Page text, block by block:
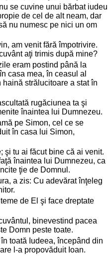
se cuvine unui bărbat iudeu
de cel de alt neam, dar
nu numesc pe nici un om
am venit fără împotrivire.
aţi trimis după mine?
eram postind până la
casa mea, în ceasul al
strălucitoare a stat în
rugăciunea ta şi
înaintea lui Dumnezeu.
pe Simon, cel ce se
în casa lui Simon,
şi tu ai făcut bine că ai venit.
înaintea lui Dumnezeu, ca
ţie de Domnul.
a zis: Cu adevărat înţeleg
de El şi face dreptate
binevestind pacea
Domn peste toate.
toată Iudeea, începând din
l-a propovăduit Ioan.